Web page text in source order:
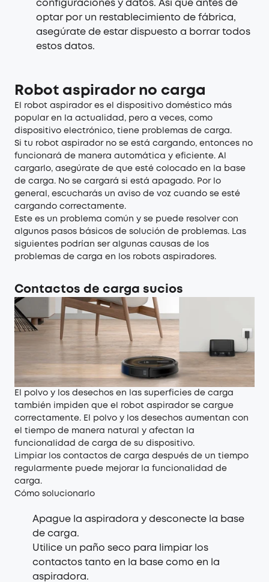
configuraciones y datos. Así que antes de
optar por un restablecimiento de fábrica,
asegúrate de estar dispuesto a borrar todos
estos datos.
Robot aspirador no carga
El robot aspirador es el dispositivo doméstico más
popular en la actualidad, pero a veces, como
dispositivo electrónico, tiene problemas de carga.
Si tu robot aspirador no se está cargando, entonces no
funcionará de manera automática y eficiente. Al
cargarlo, asegúrate de que esté colocado en la base
de carga. No se cargará si está apagado. Por lo
general, escucharás un aviso de voz cuando se esté
cargando correctamente.
Este es un problema común y se puede resolver con
algunos pasos básicos de solución de problemas. Las
siguientes podrían ser algunas causas de los
problemas de carga en los robots aspiradores.
Contactos de carga sucios
El polvo y los desechos en las superficies de carga
también impiden que el robot aspirador se cargue
correctamente. El polvo y los desechos aumentan con
el tiempo de manera natural y afectan la
funcionalidad de carga de su dispositivo.
Limpiar los contactos de carga después de un tiempo
regularmente puede mejorar la funcionalidad de
carga.
Cómo solucionarlo
Apague la aspiradora y desconecte la base
de carga.
Utilice un paño seco para limpiar los
contactos tanto en la base como en la
aspiradora.